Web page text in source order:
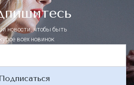
новости, чтобы быть
всех новинок
Подписаться